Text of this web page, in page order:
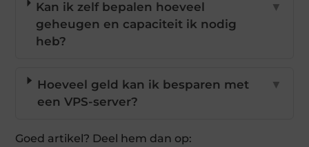
Kan ik zelf bepalen hoeveel
geheugen en capaciteit ik nodig
heb?
▼
Hoeveel geld kan ik besparen met
een VPS-server?
▼
Goed artikel? Deel hem dan op: